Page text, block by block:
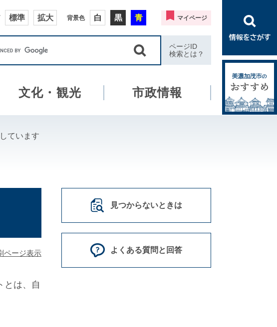
標準 拡大 背景色 白 黒 青 マイページ
ページID
検索とは？
文化・観光 市政情報
ています
ページ表示
とは、自
見つからないときは
よくある質問と回答